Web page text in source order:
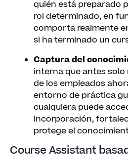
quién está preparado
rol determinado, en
comporta realmente
si ha terminado un
Captura del
interna que antes solo
de los empleados
entorno de práctica
cualquiera puede
incorporación,
protege el
Course Assistant